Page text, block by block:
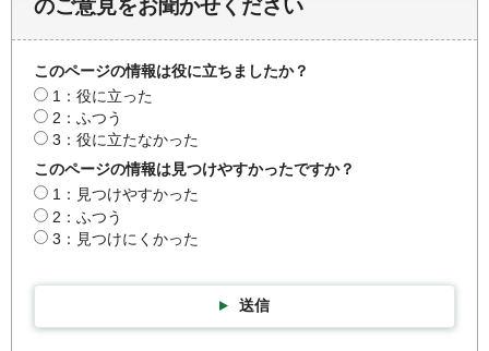
のご意見をお聞かせください
このページの情報は役に立ちましたか？
1：役に立った
2：ふつう
3：役に立たなかった
このページの情報は見つけやすかったですか？
1：見つけやすかった
2：ふつう
3：見つけにくかった
送信